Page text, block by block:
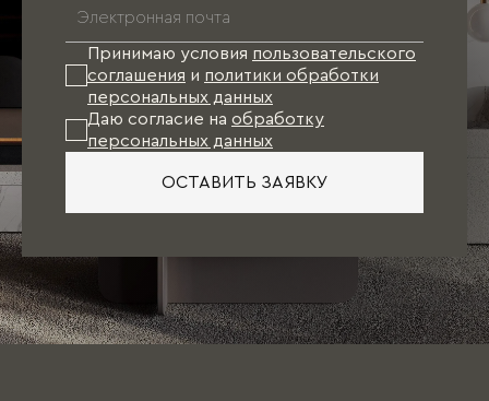
Принимаю условия пользовательского
соглашения и политики обработки
персональных данных
Даю согласие на обработку
персональных данных
ОСТАВИТЬ ЗАЯВКУ